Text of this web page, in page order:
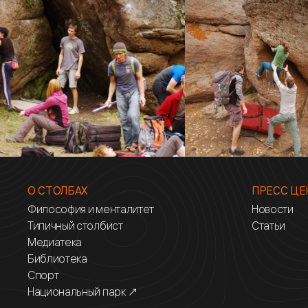
О СТОЛБАХ
Философия и менталитет
Типичный столбист
Медиатека
Библиотека
Спорт
Национальный парк ↗
ПРЕСС
Новости
Статьи